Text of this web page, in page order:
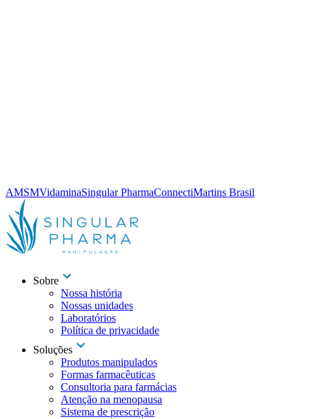
AMSMVidaminaSingular PharmaConnectiMartins Brasil
Sobre
Nossa história
Nossas unidades
Laboratórios
Política de privacidade
Soluções
Produtos manipulados
Formas farmacêuticas
Consultoria para farmácias
Atenção na menopausa
Sistema de prescrição